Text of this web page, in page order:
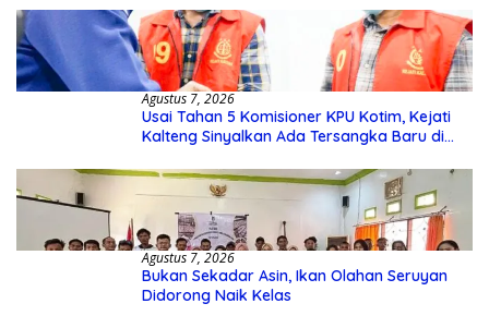
Agustus 7, 2026
Usai Tahan 5 Komisioner KPU Kotim, Kejati
Kalteng Sinyalkan Ada Tersangka Baru di
Agustus 7, 2026
Bukan Sekadar Asin, Ikan Olahan Seruyan
Didorong Naik Kelas